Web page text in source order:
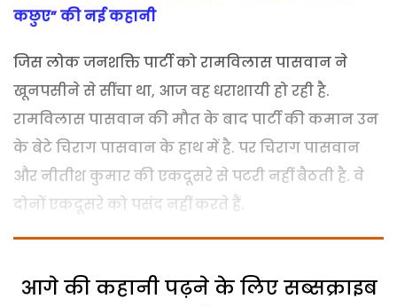
कछुए” की नई कहानी
जिस लोक जनशक्ति पार्टी को रामविलास पासवान ने
खूनपसीने से सींचा था, आज वह धराशायी हो रही है.
रामविलास पासवान की मौत के बाद पार्टी की कमान उन
के बेटे चिराग पासवान के हाथ में है. पर चिराग पासवान
और नीतीश कुमार की एकदूसरे से पटरी नहीं बैठती है. वे
दोनों एकदूसरे को पसंद नहीं करते हैं.
आगे की कहानी पढ़ने के लिए सब्सक्राइब